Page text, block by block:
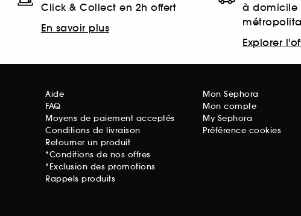
Click & Collect en 2h offert
En savoir plus
à domicile
Explorer
Aide
FAQ
Moyens de paiement acceptés
Conditions de livraison
Retourner un produit
*Conditions de nos offres
*Exclusion des promotions
Rappels produits
Mon Sephora
Mon compte
My Sephora
Préférence cookies